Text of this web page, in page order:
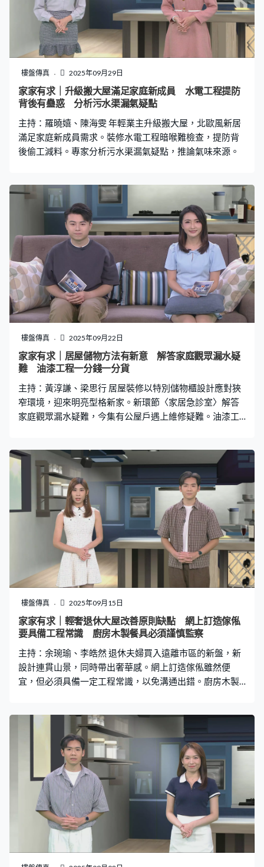
樓盤傳真 2025年09月29日
家家有求｜升級搬大屋滿足家庭新成員 水電工程提防
背後有蠱惑 分析污水渠漏氣疑點
主持：羅曉嬉、陳海雯 年輕業主升級搬大屋，北歐風新居
滿足家庭新成員需求。裝修水電工程暗喉難檢查，提防背
後偷工減料。專家分析污水渠漏氣疑點，推論氣味來源。
樓盤傳真 2025年09月22日
家家有求｜居屋儲物方法有新意 解答家庭觀眾漏水疑
難 油漆工程一分錢一分貨
主持：黃淳謙、梁思行 居屋裝修以特別儲物櫃設計應對狹
窄環境，迎來明亮型格新家。新環節〈家居急診室〉解答
家庭觀眾漏水疑難，今集有公屋戶遇上維修疑難。油漆工
樓盤傳真 2025年09月15日
家家有求｜輕奢退休大屋改善原則缺點 網上訂造傢俬
要具備工程常識 廚房木製餐具必須謹慎監察
主持：余琬瑜、李皓然 退休夫婦買入遠離市區的新盤，新
設計連貫山景，同時帶出奢華感。網上訂造傢俬雖然便
宜，但必須具備一定工程常識，以免溝通出錯。廚房木製